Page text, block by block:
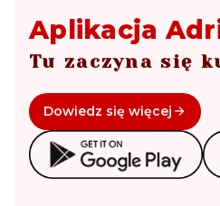
Aplikacja
Tu zaczyna się
Dowiedz się więcej